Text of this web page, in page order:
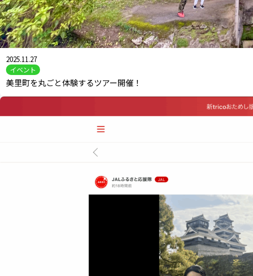
2025.11.27
イベント
美里町を丸ごと体験するツアー開催！